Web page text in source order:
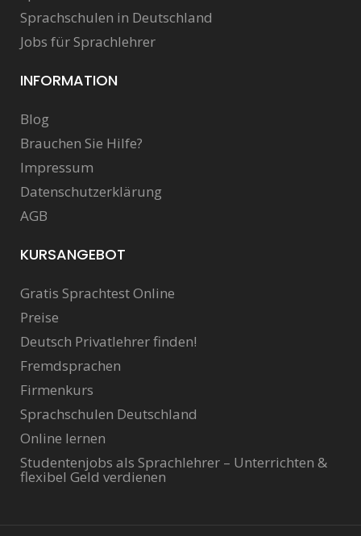
Sprachschulen in Deutschland
Jobs für Sprachlehrer
INFORMATION
Blog
Brauchen Sie Hilfe?
Impressum
Datenschutzerklärung
AGB
KURSANGEBOT
Gratis Sprachtest Online
Preise
Deutsch Privatlehrer finden!
Fremdsprachen
Firmenkurs
Sprachschulen Deutschland
Online lernen
Studentenjobs als Sprachlehrer – Unterrichten &
flexibel Geld verdienen